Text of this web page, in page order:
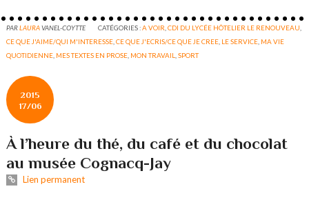
PARLAURAVANEL-COYTTE CATÉGORIES :A VOIR ,CDI DU LYCÉE HÔTELIER LE RENOUVEAU
CE QUE J'AIME/QUI M'INTERESSE ,CE QUE J'ECRIS/CE QUE JE CREE LE SERVICE MA VIE
QUOTIDIENNE MES TEXTES EN PROSE MON TRAVAIL ,SPORT
2015
17/06
À l’heure du thé, du café et du chocolat
au musée Cognacq-Jay
Lien permanent